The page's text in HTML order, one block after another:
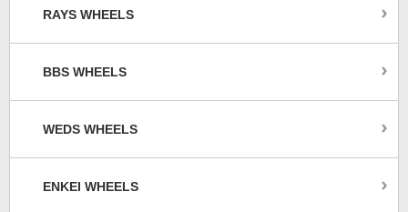
RAYS WHEELS
BBS WHEELS
WEDS WHEELS
ENKEI WHEELS